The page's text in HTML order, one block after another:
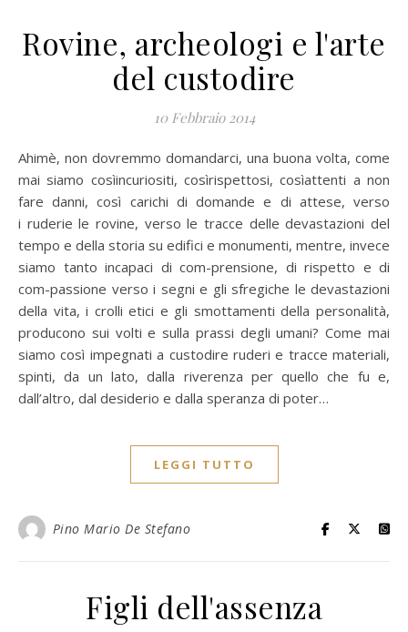
Rovine, archeologi e l'arte
del custodire
10 Febbraio 2014
Ahimè, non dovremmo domandarci, una buona volta, come
mai siamo cosìincuriositi, cosìrispettosi, cosìattenti a non
fare danni, così carichi di domande e di attese, verso
i ruderie le rovine, verso le tracce delle devastazioni del
tempo e della storia su edifici e monumenti, mentre, invece
siamo tanto incapaci di com-prensione, di rispetto e di
com-passione verso i segni e gli sfregiche le devastazioni
della vita, i crolli etici e gli smottamenti della personalità,
producono sui volti e sulla prassi degli umani? Come mai
siamo così impegnati a custodire ruderi e tracce materiali,
spinti, da un lato, dalla riverenza per quello che fu e,
dall’altro, dal desiderio e dalla speranza di poter…
LEGGI TUTTO
Pino Mario De Stefano
Figli dell'assenza